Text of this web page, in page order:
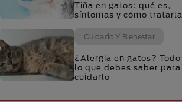
Tiña en gatos: qué es,
síntomas y cómo tratarla
Cuidado Y Bienestar
¿Alergia en gatos? Todo
lo que debes saber para
cuidarlo